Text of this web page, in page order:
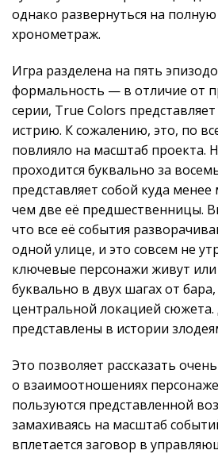
однако развернуться на
хронометраж.
Игра разделена на пять
формальность — в отличие от
серии, True Colors
истрию. К сожалению, это, по
повлияло на масштаб проекта.
проходится буквально за
представляет собой куда
чем две её предшественницы.
что все её события
одной улице, и это совсем не
ключевые персонажи живут
буквально в двух шагах от
центральной локацией сюжета.
представлены в истории
Это позволяет рассказать
о взаимоотношениях
пользуются представленной
замахиваясь на масштаб
вплетается заговор в